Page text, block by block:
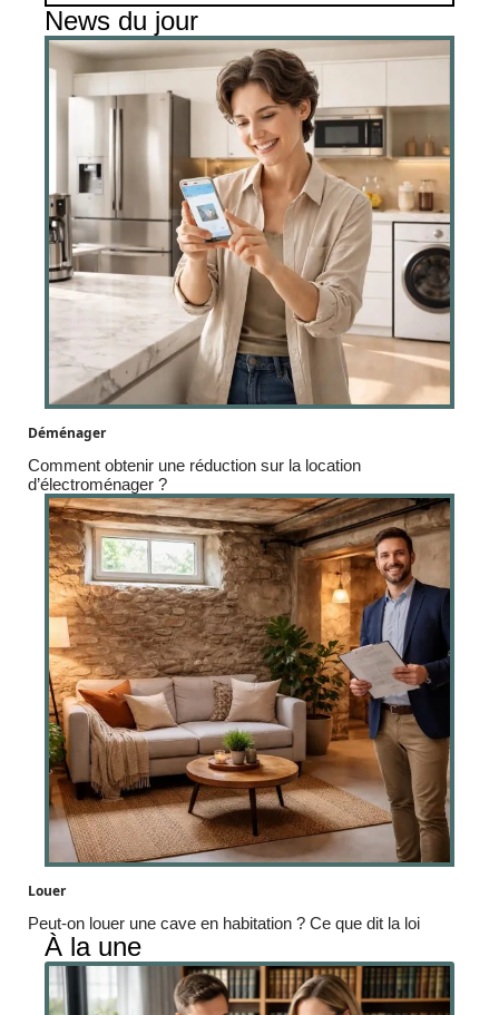
News du jour
Déménager
Comment obtenir une réduction sur la location
d’électroménager ?
Louer
Peut-on louer une cave en habitation ? Ce que dit la loi
À la une